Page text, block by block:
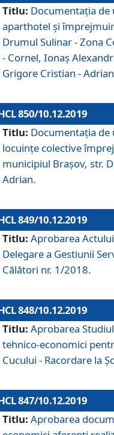
Titlu: Documentaţia de
aparthotel şi
Drumul Sulinar - Zona
- Cornel, Ionaş
Grigore Cristian -
850/10.12.2019
Titlu: Documentaţia de
locuințe colective
municipiul Braşov, str.
Adrian.
849/10.12.2019
Titlu: Aprobarea
Delegare a Gestiunii
Călători nr. 1/2018.
848/10.12.2019
Titlu: Aprobarea
tehnico-economici
Cucului - Racordare la
847/10.12.2019
Titlu: Aprobarea